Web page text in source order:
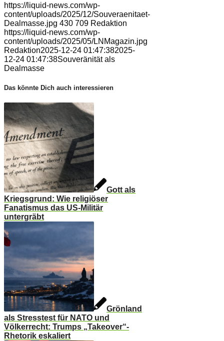
https://liquid-news.com/wp-
content/uploads/2025/12/Souveraenitaet-
Dealmasse.jpg 430 709 Redaktion
https://liquid-news.com/wp-
content/uploads/2025/05/LNMagazin.jpg
Redaktion2025-12-24 01:47:382025-
12-24 01:47:38Souveränität als
Dealmasse
Das könnte Dich auch interessieren
Gott als
Kriegsgrund: Wie religiöser
Fanatismus das US-Militär
untergräbt
Grönland
als Stresstest für NATO und
Völkerrecht: Trumps „Takeover“-
Rhetorik eskaliert